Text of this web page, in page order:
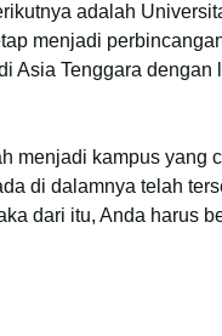
adalah
menjadi
Asia Tenggara dengan
menjadi kampus yang
di dalamnya telah
dari itu, Anda harus